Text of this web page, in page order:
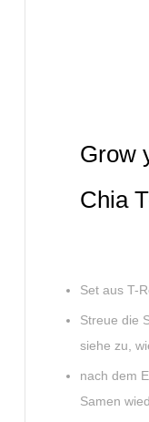
Grow
Chia
Set aus T-
Streue die
siehe zu,
nach dem
Samen